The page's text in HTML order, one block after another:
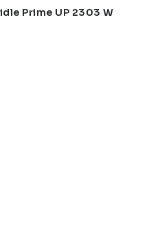
Prime UP 2303 W